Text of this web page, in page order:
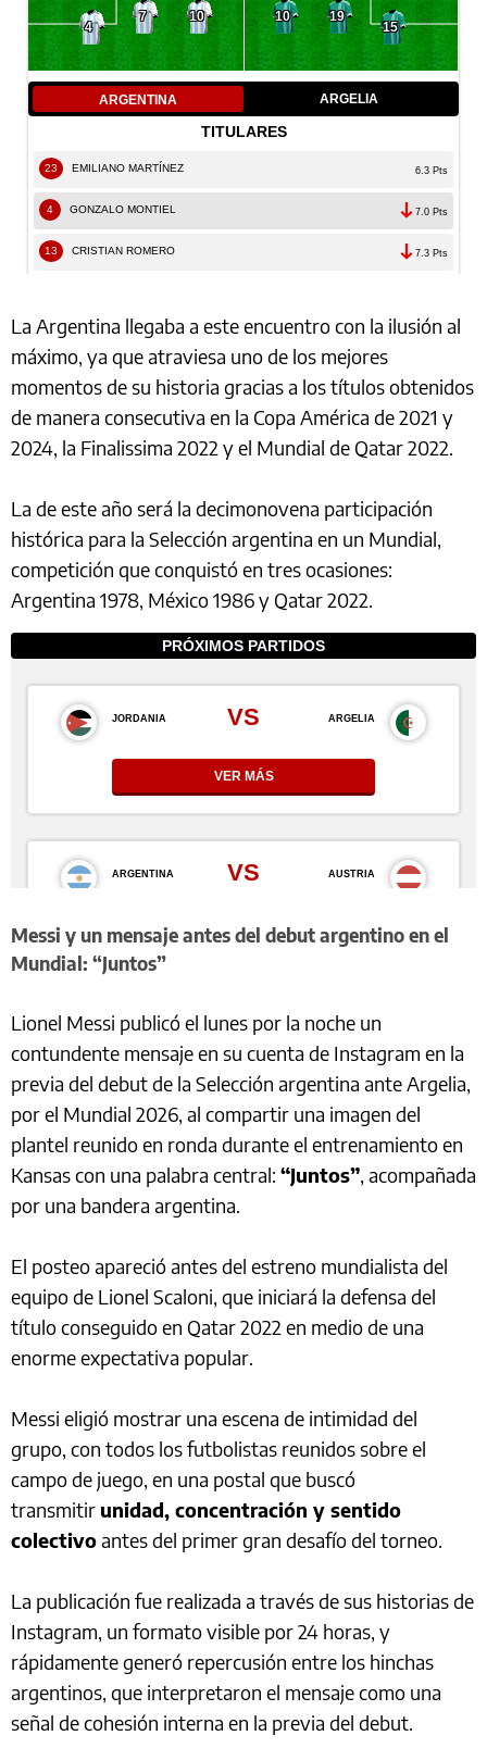
La Argentina llegaba a este encuentro con la ilusión al
máximo, ya que atraviesa uno de los mejores
momentos de su historia gracias a los títulos obtenidos
de manera consecutiva en la Copa América de 2021 y
2024, la Finalissima 2022 y el Mundial de Qatar 2022.
La de este año será la decimonovena participación
histórica para la Selección argentina en un Mundial,
competición que conquistó en tres ocasiones:
Argentina 1978, México 1986 y Qatar 2022.
Messi y un mensaje antes del debut argentino en el
Mundial: “Juntos”
Lionel Messi publicó el lunes por la noche un
contundente mensaje en su cuenta de Instagram en la
previa del debut de la Selección argentina ante Argelia,
por el Mundial 2026, al compartir una imagen del
plantel reunido en ronda durante el entrenamiento en
Kansas con una palabra central: “Juntos”, acompañada
por una bandera argentina.
El posteo apareció antes del estreno mundialista del
equipo de Lionel Scaloni, que iniciará la defensa del
título conseguido en Qatar 2022 en medio de una
enorme expectativa popular.
Messi eligió mostrar una escena de intimidad del
grupo, con todos los futbolistas reunidos sobre el
campo de juego, en una postal que buscó
transmitir unidad, concentración y sentido
colectivoantes del primer gran desafío del torneo.
La publicación fue realizada a través de sus historias de
Instagram, un formato visible por 24 horas, y
rápidamente generó repercusión entre los hinchas
argentinos, que interpretaron el mensaje como una
señal de cohesión interna en la previa del debut.